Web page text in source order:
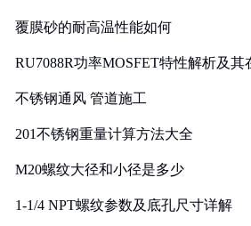
覆膜砂的耐高温性能如何
RU7088R功率MOSFET特性解析及
不锈钢通风 管道施工
201不锈钢重量计算方法大全
M20螺纹大径和小径是多少
1-1/4 NPT螺纹参数及底孔尺寸详解